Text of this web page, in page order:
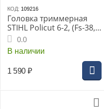
КОД: 109216
Головка триммерная
STIHL Policut 6-2, (Fs-38,
40, 45, Fsa 60R, 86R)
0.0
В наличии
1 590 ₽